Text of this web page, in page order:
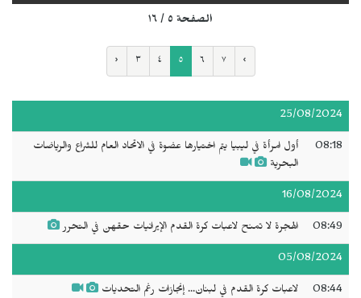
الصفحة ٥ / ١٦
‹ ٣ ٤ ٥ ٦ ٧ ›
25/08/2024
08:18
أول امرأة في ليبيا يتم اختيارها عضوة في الاتحاد العام للشراع والرياضات
البحرية
16/08/2024
08:49 الهجرة لا تمنح لاعبات كرة القدم الإيرانيات حقهن في التحرر
05/08/2024
08:44 لاعبات كرة القدم في لبنان... إنجازات رغم التحديات